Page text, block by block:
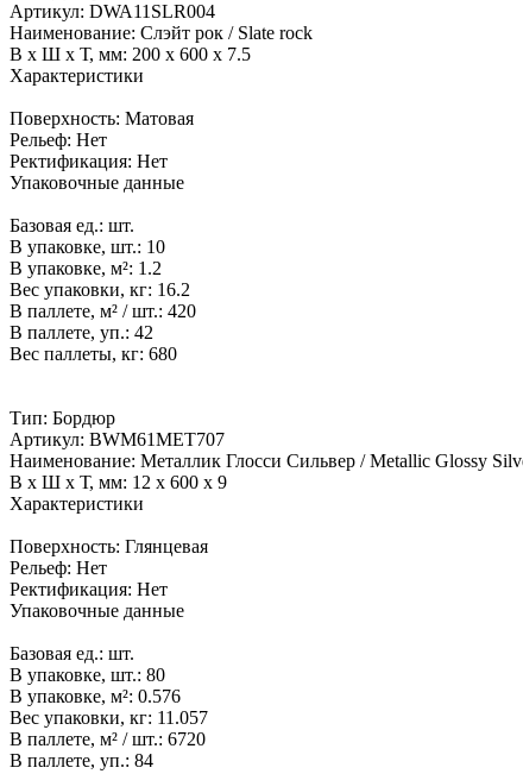
Артикул: DWA11SLR004
Наименование: Слэйт рок / Slate rock
В x Ш x Т, мм: 200 x 600 x 7.5
Характеристики
Поверхность: Матовая
Рельеф: Нет
Ректификация: Нет
Упаковочные данные
Базовая ед.: шт.
В упаковке, шт.: 10
В упаковке, м²: 1.2
Вес упаковки, кг: 16.2
В паллете, м² / шт.: 420
В паллете, уп.: 42
Вес паллеты, кг: 680
Тип: Бордюр
Артикул: BWM61MET707
Наименование: Металлик Глосси Сильвер / Metallic Glossy
В x Ш x Т, мм: 12 x 600 x 9
Характеристики
Поверхность: Глянцевая
Рельеф: Нет
Ректификация: Нет
Упаковочные данные
Базовая ед.: шт.
В упаковке, шт.: 80
В упаковке, м²: 0.576
Вес упаковки, кг: 11.057
В паллете, м² / шт.: 6720
В паллете, уп.: 84